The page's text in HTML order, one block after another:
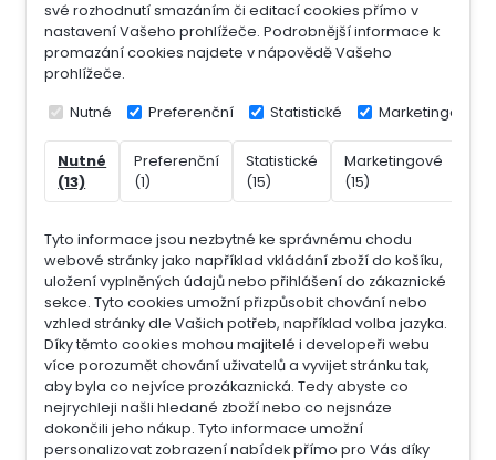
své rozhodnutí smazáním či editací cookies přímo v
nastavení Vašeho prohlížeče. Podrobnější informace k
promazání cookies najdete v nápovědě Vašeho
prohlížeče.
Nutné Preferenční Statistické Marketingové
Nutné
(13)
Preferenční
(1)
Statistické
(15)
Marketingové
(15)
Tyto informace jsou nezbytné ke správnému chodu
webové stránky jako například vkládání zboží do košíku,
uložení vyplněných údajů nebo přihlášení do zákaznické
sekce. Tyto cookies umožní přizpůsobit chování nebo
vzhled stránky dle Vašich potřeb, například volba jazyka.
Díky těmto cookies mohou majitelé i developeři webu
více porozumět chování uživatelů a vyvijet stránku tak,
aby byla co nejvíce prozákaznická. Tedy abyste co
nejrychleji našli hledané zboží nebo co nejsnáze
dokončili jeho nákup. Tyto informace umožní
personalizovat zobrazení nabídek přímo pro Vás díky